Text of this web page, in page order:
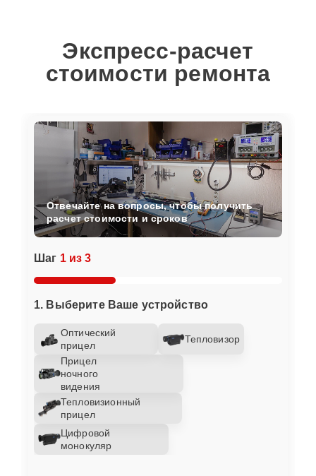
Экспресс-расчет
стоимости ремонта
Шаг 1 из 3
1. Выберите Ваше устройство
Оптический
прицел
Тепловизор
Прицел
ночного
видения
Тепловизионный
прицел
Цифровой
монокуляр
Отвечайте на вопросы, чтобы получить
расчет стоимости и сроков